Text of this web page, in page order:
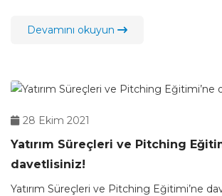
Devamını okuyun
28 Ekim 2021
Yatırım Süreçleri ve Pitching
davetlisiniz!
Yatırım Süreçleri ve Pitching Eğitimi’ne